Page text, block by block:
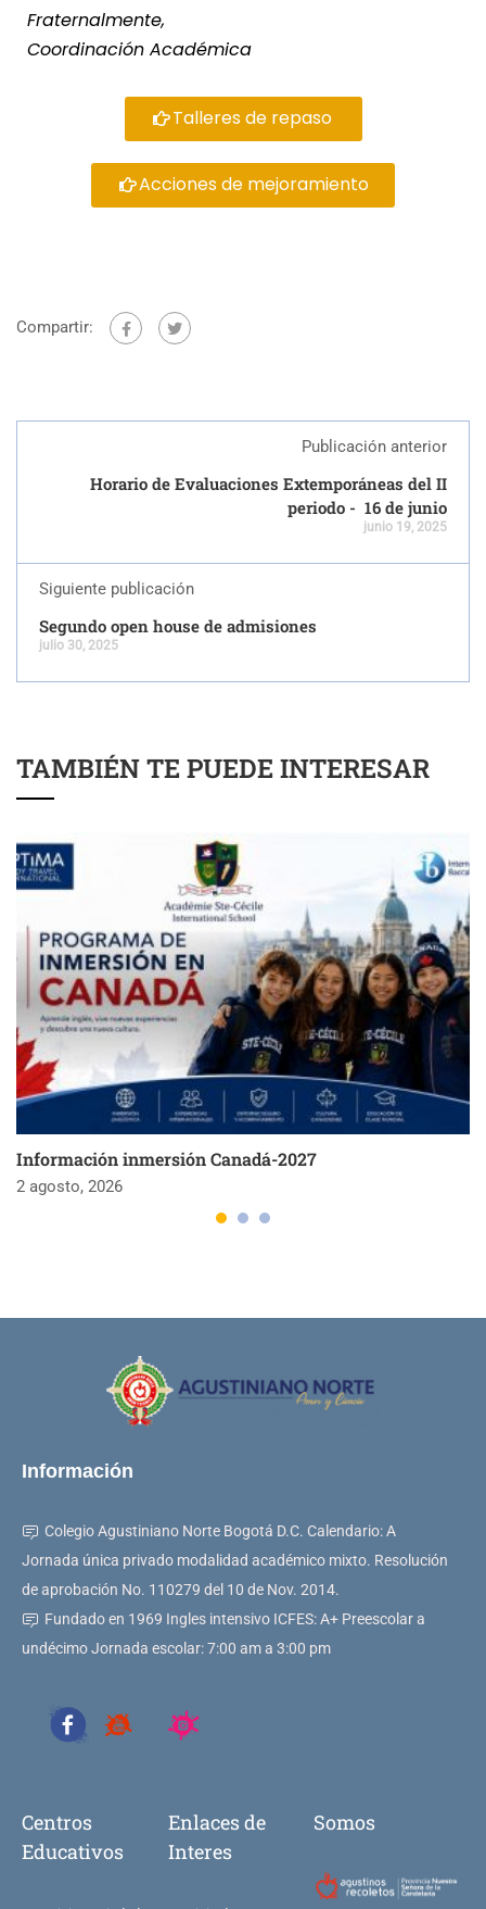
Fraternalmente,
Coordinación Académica
Talleres de repaso
Acciones de mejoramiento
Compartir:
Publicación anterior
Horario de Evaluaciones Extemporáneas del II
periodo - 16 de junio
junio 19, 2025
Siguiente publicación
Segundo open house de admisiones
julio 30, 2025
TAMBIÉN TE PUEDE INTERESAR
Información inmersión Canadá-2027
2 agosto, 2026
Información
Colegio Agustiniano Norte Bogotá D.C. Calendario: A
Jornada única privado modalidad académico mixto. Resolución
de aprobación No. 110279 del 10 de Nov. 2014.
Fundado en 1969 Ingles intensivo ICFES: A+ Preescolar a
undécimo Jornada escolar: 7:00 am a 3:00 pm
Centros
Educativos
Enlaces de
Interes
Somos